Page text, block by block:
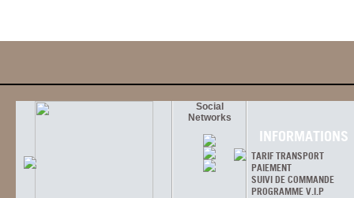
Social
Networks
INFORMATIONS
TARIF TRANSPORT
PAIEMENT
SUIVI DE COMMANDE
PROGRAMME V.I.P